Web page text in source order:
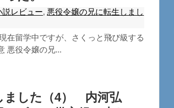
説レビュー, 悪役令嬢の兄に転生しまし
在留学中ですが、さくっと飛び級する
悪役令嬢の兄...
ました（4） 内河弘